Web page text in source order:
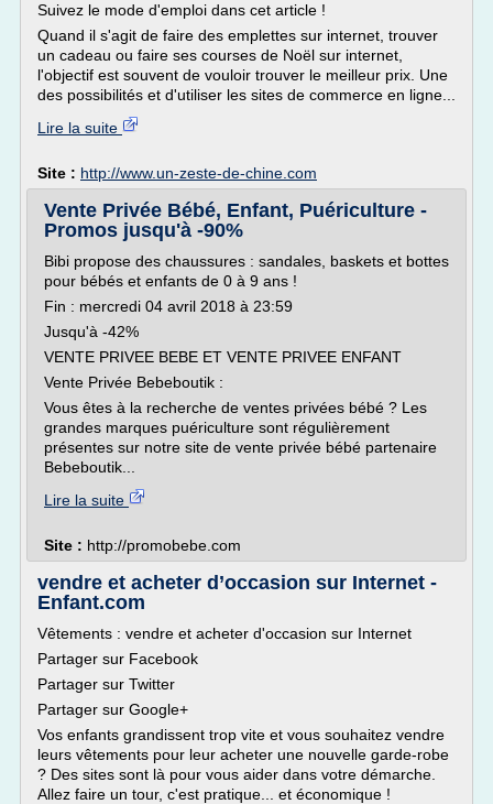
Suivez le mode d'emploi dans cet article !
Quand il s'agit de faire des emplettes sur internet, trouver
un cadeau ou faire ses courses de Noël sur internet,
l'objectif est souvent de vouloir trouver le meilleur prix. Une
des possibilités et d'utiliser les sites de commerce en ligne...
Lire la suite
Site : http://www.un-zeste-de-chine.com
Vente Privée Bébé, Enfant, Puériculture -
Promos jusqu'à -90%
Bibi propose des chaussures : sandales, baskets et bottes
pour bébés et enfants de 0 à 9 ans !
Fin : mercredi 04 avril 2018 à 23:59
Jusqu'à -42%
VENTE PRIVEE BEBE ET VENTE PRIVEE ENFANT
Vente Privée Bebeboutik :
Vous êtes à la recherche de ventes privées bébé ? Les
grandes marques puériculture sont régulièrement
présentes sur notre site de vente privée bébé partenaire
Bebeboutik...
Lire la suite
Site : http://promobebe.com
vendre et acheter d’occasion sur Internet -
Enfant.com
Vêtements : vendre et acheter d'occasion sur Internet
Partager sur Facebook
Partager sur Twitter
Partager sur Google+
Vos enfants grandissent trop vite et vous souhaitez vendre
leurs vêtements pour leur acheter une nouvelle garde-robe
? Des sites sont là pour vous aider dans votre démarche.
Allez faire un tour, c'est pratique... et économique !